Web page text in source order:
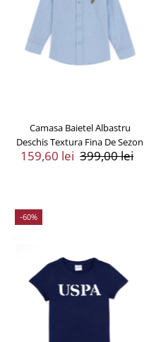
Camasa Baietel Albastru
Deschis Textura Fina De Sezon
Preț
159,60 lei Preț
399,00 lei
-60%